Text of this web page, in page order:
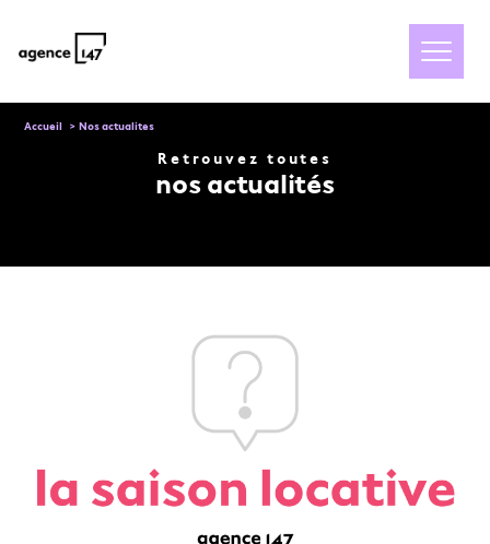
Accueil Nos actualites
Retrouvez toutes
nos actualités